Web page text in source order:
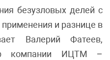
безузловых делей с
и разнице в
Валерий Фатеев,
компании ИЦТМ –